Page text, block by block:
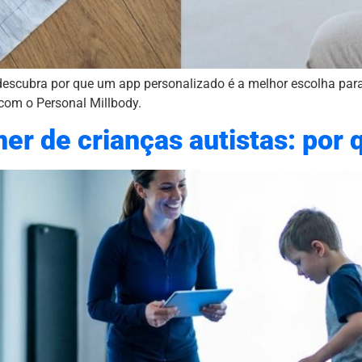
por que um app personalizado é a melhor escolha
o Personal Millbody.
de crianças autistas: por